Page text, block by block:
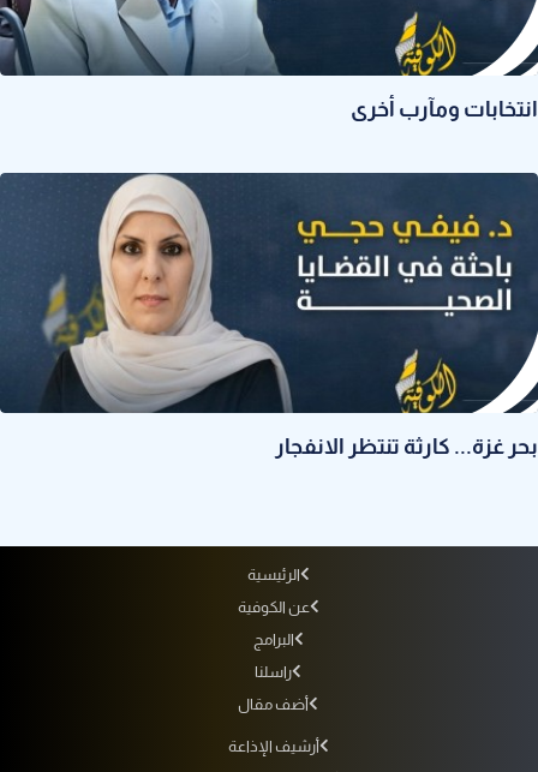
انتخابات ومآرب أخرى
بحر غزة... كارثة تنتظر الانفجار
الرئيسية
عن الكوفية
البرامج
راسلنا
أضف مقال
أرشيف الإذاعة